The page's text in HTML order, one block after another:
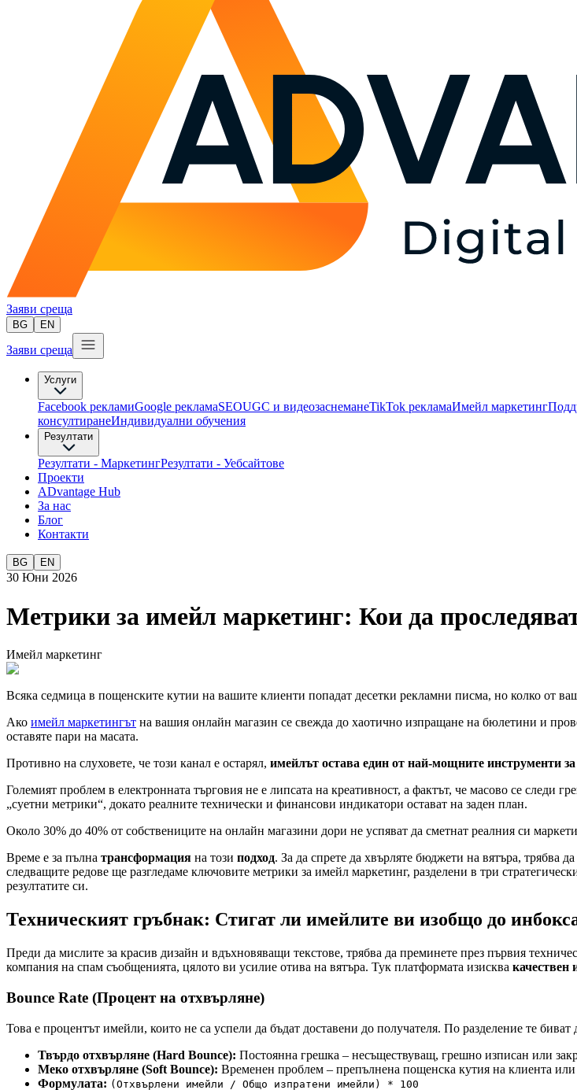
Заяви среща
BG EN
Заяви среща
Услуги
Facebook рекламиGoogle рекламаSEOUGC и видеозаснеманеTikTok рекламaИмейл маркетинг
консултиране​Индивидуални обучения
Резултати
Резултати - МаркетингРезултати - Уебсайтове
Проекти
ADvantage Hub
За нас
Блог
Контакти
BG EN
30 Юни 2026
Метрики за имейл маркетинг: Кои да
Имейл маркетинг
Всяка седмица в пощенските кутии на вашите клиенти попадат десетки рекламни писма, но колко от
Ако имейл маркетингът на вашия онлайн магазин се свежда до хаотично изпращане на бюлетини и
оставяте пари на масата.
Противно на слуховете, че този канал е остарял, имейлът остава един от най-мощните инструменти
Големият проблем в електронната търговия не е липсата на креативност, а фактът, че масово се следи
„суетни метрики“, докато реалните технически и финансови индикатори остават на заден план.
Около 30% до 40% от собствениците на онлайн магазини дори не успяват да сметнат реалния си
Време е за пълна трансформация на този подход. За да спрете да хвърляте бюджети на вятъра, трябва
следващите редове ще разгледаме ключовите метрики за имейл маркетинг, разделени в три
резултатите си.
Техническият гръбнак: Стигат ли имейлите ви изобщо до
Преди да мислите за красив дизайн и вдъхновяващи текстове, трябва да преминете през първия
компания на спам съобщенията, цялото ви усилие отива на вятъра. Тук платформата изисква качествен
Bounce Rate (Процент на отхвърляне)
Това е процентът имейли, които не са успели да бъдат доставени до получателя. По разделение те биват
Твърдо отхвърляне (Hard Bounce): Постоянна грешка – несъществуващ, грешно изписан или
Меко отхвърляне (Soft Bounce): Временен проблем – препълнена пощенска кутия на клиента
Формулата: (Отхвърлени имейли / Общо изпратени имейли) * 100